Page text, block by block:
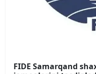
FIDE Samarqand